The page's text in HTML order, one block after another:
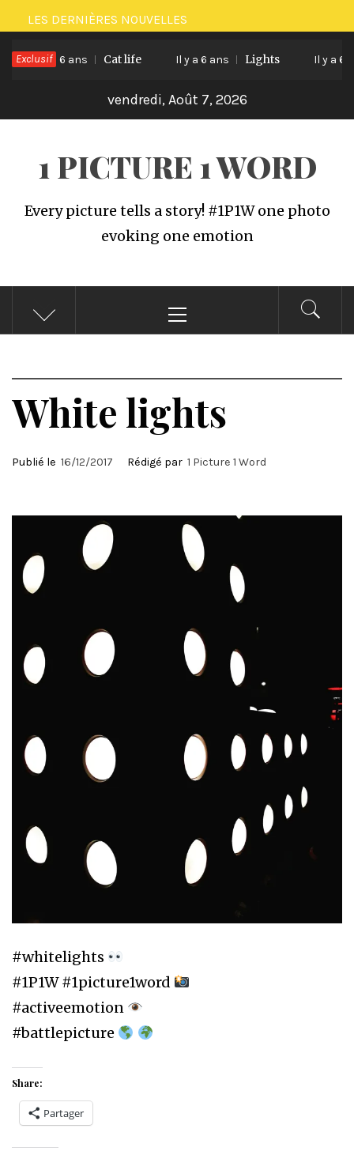
Passer
au
contenu
LES DERNIÈRES NOUVELLES
Exclusif
Il y a 6 ans Cat life Il y a 6 ans Lights Il y a 6
vendredi, Août 7, 2026
1 PICTURE 1 WORD
Every picture tells a story! #1P1W one photo
evoking one emotion
principal
White lights
Publié le 16/12/2017 Rédigé par 1 Picture 1 Word
#whitelights
#1P1W #1picture1word
#activeemotion
#battlepicture
Share:
Partager